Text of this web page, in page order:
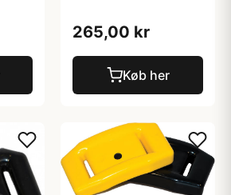
265,00 kr
Køb her